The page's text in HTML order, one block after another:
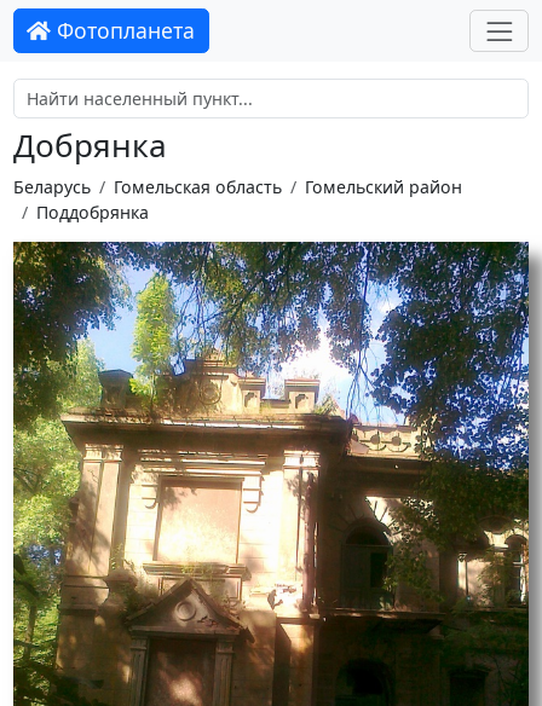
Фотопланета
Добрянка
Беларусь Гомельская область
Гомельский район
Поддобрянка